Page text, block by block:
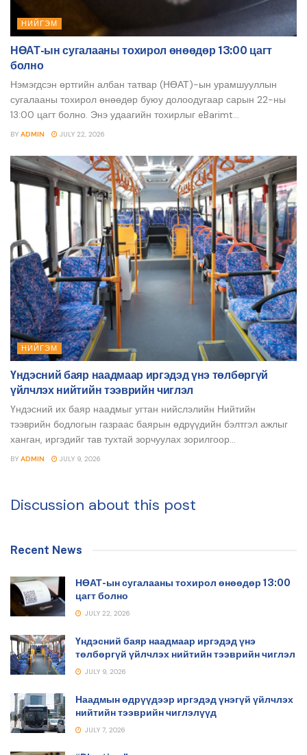
НИЙГЭМ
НӨАТ-ын сугалааны тохирол өнөөдөр 13:00 цагт
болно
Нэмэгдсэн өртгийн албан татвар (НӨАТ)-ын урамшууллын
сугалааны тохирол өнөөдөр буюу долоодугаар сарын 22-ны
13:00 цагт болно. Энэ удаагийн тохирлыг eBarimt...
BY ADMIN JULY 22, 2026
НИЙГЭМ
Үндэсний баяр наадмаар иргэдэд үнэ төлбөргүй
үйлчлэх нийтийн тээврийн чиглэл
Үндэсний их баяр наадмыг угтан нийслэлийн Нийтийн
тээврийн бодлогын газраас баярын өдрүүдийн бэлтгэл ажлыг
ханган, иргэдийг тав тухтай зорчуулах зорилгоор...
BY ADMIN JULY 9, 2026
Discussion about this post
Recent News
НӨАТ-ын сугалааны тохирол өнөөдөр 13:00
цагт болно
JULY 22, 2026
Үндэсний баяр наадмаар иргэдэд үнэ
төлбөргүй үйлчлэх нийтийн тээврийн чиглэл
JULY 9, 2026
Наадмын өдрүүдээр иргэдэд үнэгүй үйлчлэх
нийтийн тээврийн чиглэлүүд
JULY 7, 2026